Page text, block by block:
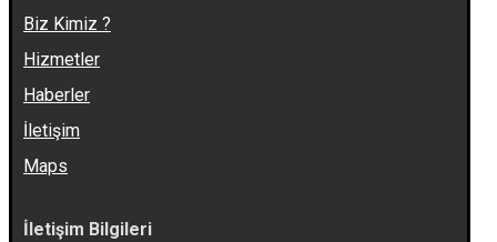
Biz Kimiz ?
Hizmetler
Haberler
İletişim
Maps
İletişim Bilgileri